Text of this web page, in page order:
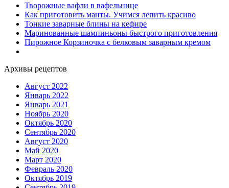
Творожные вафли в вафельнице
Как приготовить манты. Учимся лепить красиво
Тонкие заварные блины на кефире
Маринованные шампиньоны быстрого приготовления
Пирожное Корзиночка с белковым заварным кремом
Архивы рецептов
Август 2022
Январь 2022
Январь 2021
Ноябрь 2020
Октябрь 2020
Сентябрь 2020
Август 2020
Май 2020
Март 2020
Февраль 2020
Октябрь 2019